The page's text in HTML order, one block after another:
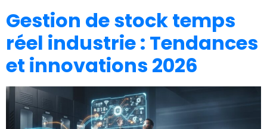
Gestion de stock temps
réel industrie : Tendances
et innovations 2026